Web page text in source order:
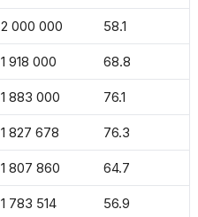
2 000 000 58.1
1 918 000 68.8
1 883 000 76.1
1 827 678 76.3
1 807 860 64.7
1 783 514 56.9